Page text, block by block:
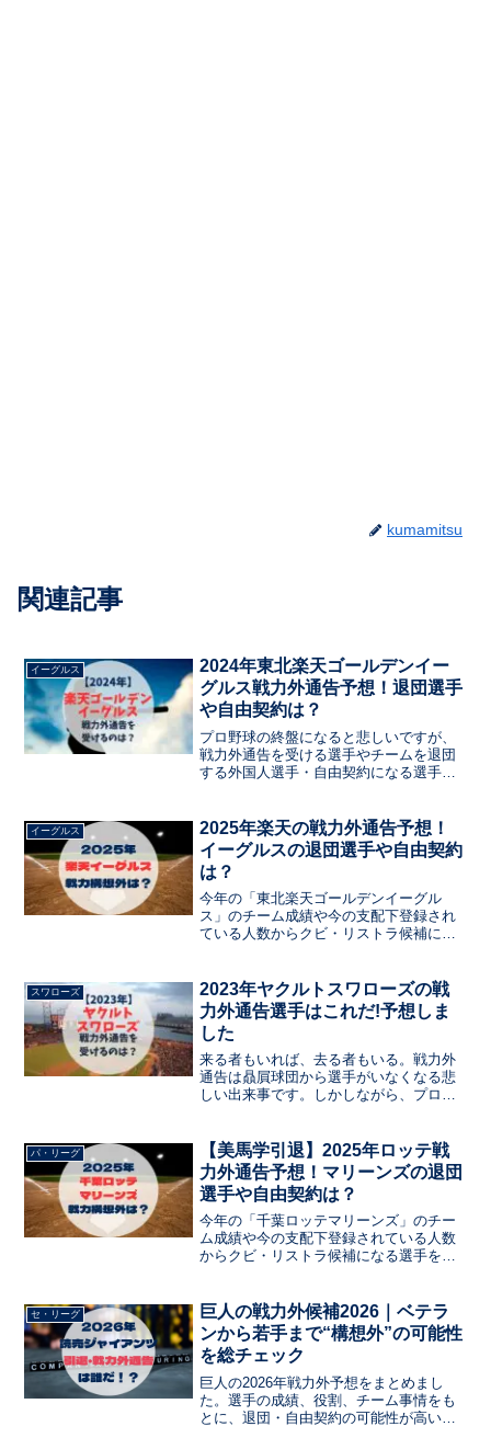
kumamitsu
関連記事
イーグルス
2024年東北楽天ゴールデンイー
グルス戦力外通告予想！退団選手
や自由契約は？
プロ野球の終盤になると悲しいですが、
戦力外通告を受ける選手やチームを退団
する外国人選手・自由契約になる選手、
ーム成績や今の支配下登録されている人
数からクビ・リストラ候補になる選手を
まとめました。構想外になる可能性のあ
る今年戦力外になりそうな選手を予測し
ます。
イーグルス
2025年楽天の戦力外通告予想！
イーグルスの退団選手や自由契約
は？
今年の「東北楽天ゴールデンイーグル
ス」のチーム成績や今の支配下登録され
ている人数からクビ・リストラ候補にな
手・自由契約になる選手、引退する選手
がいます。構想外になる可能性のある今
年戦力外になりそうな選手を予測しま
す。
スワローズ
2023年ヤクルトスワローズの戦
力外通告選手はこれだ!予想しま
した
来る者もいれば、去る者もいる。戦力外
通告は贔屓球団から選手がいなくなる悲
しい出来事です。しかしながら、プロ野
日はヤクルトスワローズの2023年の戦力
外選手を予想していきます。
パ・リーグ
【美馬学引退】2025年ロッテ戦
力外通告予想！マリーンズの退団
選手や自由契約は？
今年の「千葉ロッテマリーンズ」のチー
ム成績や今の支配下登録されている人数
からクビ・リストラ候補になる選手をま
になる選手、引退する選手がいます。構
想外になる可能性のある今年戦力外にな
りそうな選手を予測します。
セ・リーグ
巨人の戦力外候補2026｜ベテラ
ンから若手まで“構想外”の可能性
を総チェック
巨人の2026年戦力外予想をまとめまし
た。選手の成績、役割、チーム事情をも
とに、退団・自由契約の可能性が高い選